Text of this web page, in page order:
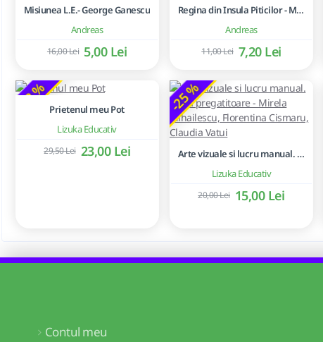
Andreas
Misiunea L.E.- George Ganescu
5,00 Lei
16,00 Lei
Andreas
Regina din Insula Piticilor - Mos Nae
7,20 Lei
11,00 Lei
-22 %
Lizuka Educativ
Prietenul meu Pot
23,00 Lei
29,50 Lei
-25 %
Lizuka Educativ
Arte vizuale si lucru manual. Clasa pregatitoare - Mirela Mihailescu, Florentina Cismaru, Claudia Vatui
15,00 Lei
20,00 Lei
Contul meu